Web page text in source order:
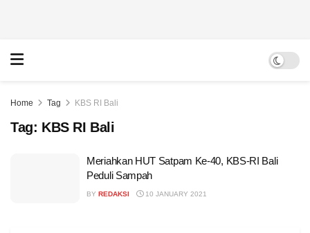
Home Tag KBS RI Bali
Tag: KBS RI Bali
Meriahkan HUT Satpam Ke-40, KBS-RI Bali
Peduli Sampah
BY REDAKSI 10 JANUARY 2021